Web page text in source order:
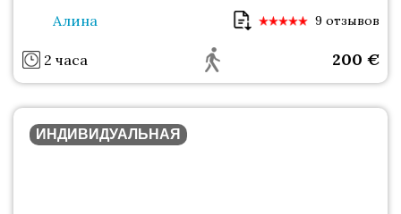
Алина 9 отзывов
2 часа 200 €
ИНДИВИДУАЛЬНАЯ